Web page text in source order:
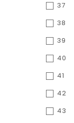
37
38
39
40
41
42
43